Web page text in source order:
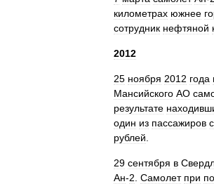
километрах южнее
сотрудник нефтяной
2012
25 ноября 2012 года
Мансийского АО
результате
один из пассажиров
рублей
29 сентября в
Ан-2 Самолет при